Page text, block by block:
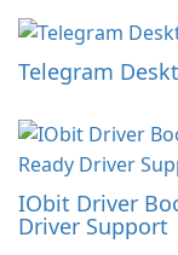
Telegram
IObit Driver
Driver Support